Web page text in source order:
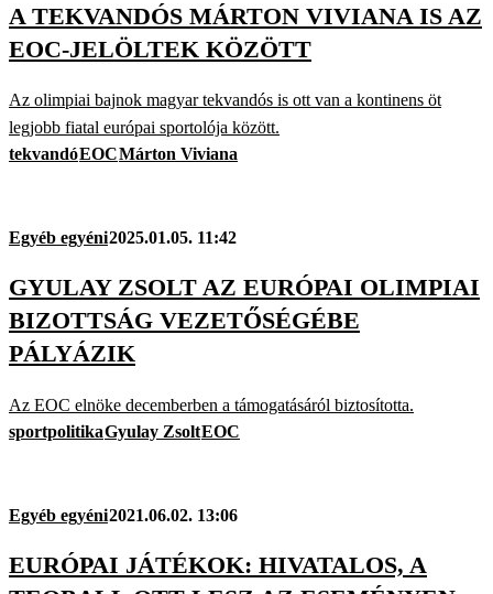
A TEKVANDÓS MÁRTON VIVIANA IS AZ
EOC-JELÖLTEK KÖZÖTT
Az olimpiai bajnok magyar tekvandós is ott van a kontinens öt
legjobb fiatal európai sportolója között.
tekvandóEOCMárton Viviana
Egyéb egyéni2025.01.05. 11:42
GYULAY ZSOLT AZ EURÓPAI OLIMPIAI
BIZOTTSÁG VEZETŐSÉGÉBE
PÁLYÁZIK
Az EOC elnöke decemberben a támogatásáról biztosította.
sportpolitikaGyulay ZsoltEOC
Egyéb egyéni2021.06.02. 13:06
EURÓPAI JÁTÉKOK: HIVATALOS, A